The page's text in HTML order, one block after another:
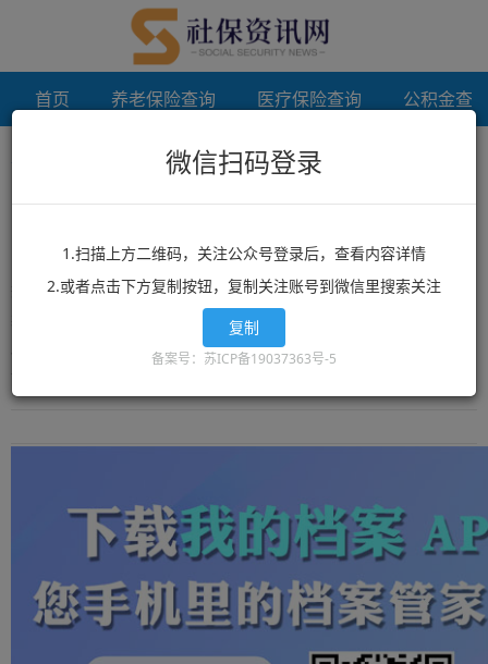
首页 养老保险查询 医疗保险查询 公积金查
唐山个人档案代办
唐山个人档案代办
想了解唐山个人档案代办？唐山个人档案代办相关政策？唐山个人档
案代办最新消息？就来12333社保查询网！这里有全网最丰富的精品
唐山个人档案代办相关文章资讯，唐山个人档案代办的最新信息可以
微信扫码登录
1.扫描上方二维码，关注公众号登录后，查看内容详情
2.或者点击下方复制按钮，复制关注账号到微信里搜索关注
复制
备案号：苏ICP备19037363号-5